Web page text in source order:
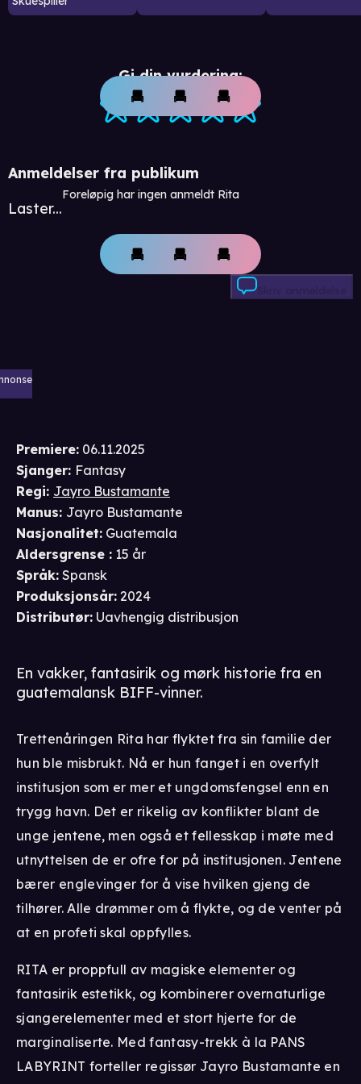
Gi din vurdering:
Anmeldelser fra publikum
Laster...
Foreløpig har ingen anmeldt Rita
Skriv anmeldelse
Premiere: 06.11.2025
Sjanger: Fantasy
Regi: Jayro Bustamante
Manus: Jayro Bustamante
Nasjonalitet: Guatemala
Aldersgrense : 15 år
Språk: Spansk
Produksjonsår: 2024
Distributør: Uavhengig distribusjon
En vakker, fantasirik og mørk historie fra en
guatemalansk BIFF-vinner.
Trettenåringen Rita har flyktet fra sin familie der
hun ble misbrukt. Nå er hun fanget i en overfylt
institusjon som er mer et ungdomsfengsel enn en
trygg havn. Det er rikelig av konflikter blant de
unge jentene, men også et fellesskap i møte med
utnyttelsen de er ofre for på institusjonen. Jentene
bærer englevinger for å vise hvilken gjeng de
tilhører. Alle drømmer om å flykte, og de venter på
at en profeti skal oppfylles.
RITA er proppfull av magiske elementer og
fantasirik estetikk, og kombinerer overnaturlige
sjangerelementer med et stort hjerte for de
marginaliserte. Med fantasy-trekk à la PANS
LABYRINT forteller regissør Jayro Bustamante en